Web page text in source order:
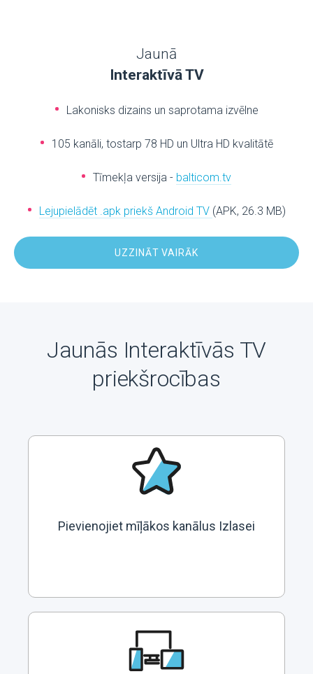
Jaunā
Interaktīvā TV
Lakonisks dizains un saprotama izvēlne
105 kanāli, tostarp 78 HD un Ultra HD kvalitātē
Tīmekļa versija - balticom.tv
Lejupielādēt .apk priekš Android TV (APK, 26.3 MB)
UZZINĀT VAIRĀK
Jaunās Interaktīvās TV
priekšrocības
Pievienojiet mīļākos kanālus Izlasei